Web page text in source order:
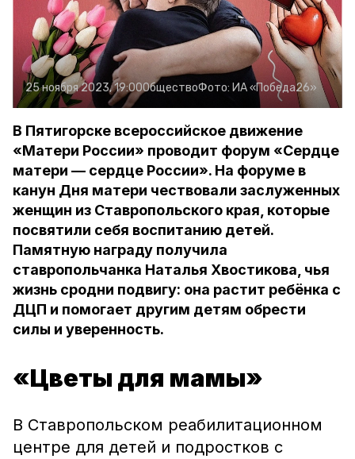
25 ноября 2023, 19:00ОбществоФото: ИА «Победа26»
В Пятигорске всероссийское движение
«Матери России» проводит форум «Сердце
матери — сердце России». На форуме в
канун Дня матери чествовали заслуженных
женщин из Ставропольского края, которые
посвятили себя воспитанию детей.
Памятную награду получила
ставропольчанка Наталья Хвостикова, чья
жизнь сродни подвигу: она растит ребёнка с
ДЦП и помогает другим детям обрести
силы и уверенность.
«Цветы для мамы»
В Ставропольском реабилитационном
центре для детей и подростков с